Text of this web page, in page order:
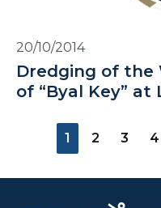
20/10/2014
Dredging of the
of “Byal Key”
1 2 3 4